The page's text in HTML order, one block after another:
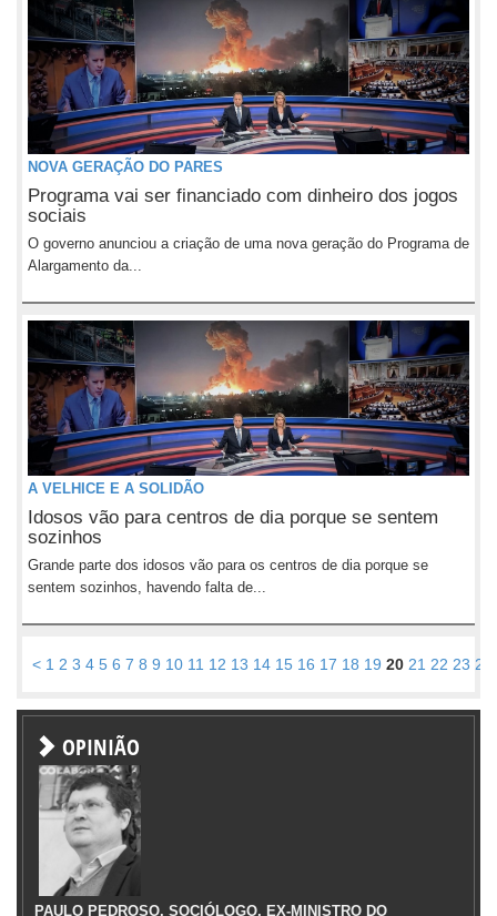
NOVA GERAÇÃO DO PARES
Programa vai ser financiado com dinheiro dos jogos
sociais
O governo anunciou a criação de uma nova geração do Programa de
Alargamento da...
A VELHICE E A SOLIDÃO
Idosos vão para centros de dia porque se sentem
sozinhos
Grande parte dos idosos vão para os centros de dia porque se
sentem sozinhos, havendo falta de...
< 1 2 3 4 5 6 7 8 9 10 11 12 13 14 15 16 17 18 19 20 21 22 23 24
OPINIÃO
PAULO PEDROSO, SOCIÓLOGO, EX-MINISTRO DO